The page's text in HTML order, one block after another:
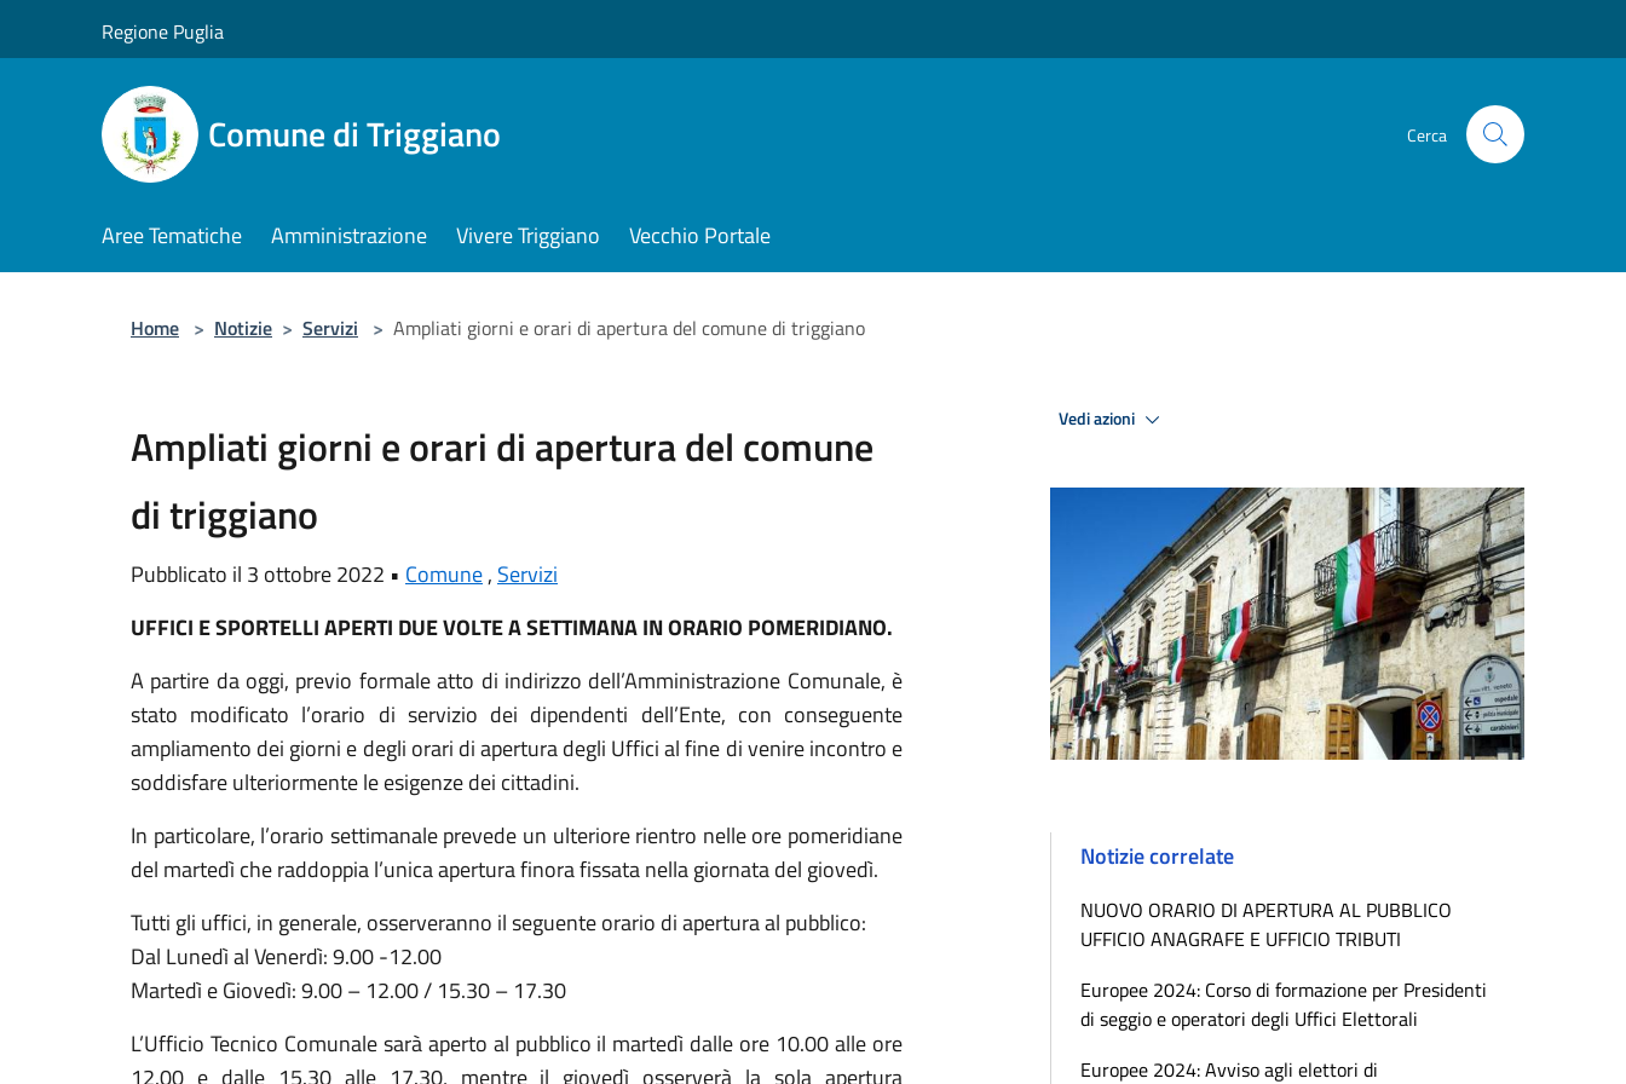
Regione Puglia
Comune di Triggiano Cerca
Aree Tematiche Amministrazione Vivere Triggiano Vecchio Portale
Home > Notizie > Servizi > Ampliati giorni e orari di apertura del comune di triggiano
Ampliati giorni e orari di apertura del comune
di triggiano
Pubblicato il 3 ottobre 2022 • Comune, Servizi
UFFICI E SPORTELLI APERTI DUE VOLTE A SETTIMANA IN ORARIO POMERIDIANO.
A partire da oggi, previo formale atto di indirizzo dell’Amministrazione Comunale, è
stato modificato l’orario di servizio dei dipendenti dell’Ente, con conseguente
ampliamento dei giorni e degli orari di apertura degli Uffici al fine di venire incontro e
soddisfare ulteriormente le esigenze dei cittadini.
In particolare, l’orario settimanale prevede un ulteriore rientro nelle ore pomeridiane
del martedì che raddoppia l’unica apertura finora fissata nella giornata del giovedì.
Tutti gli uffici, in generale, osserveranno il seguente orario di apertura al pubblico:
Dal Lunedì al Venerdì: 9.00 -12.00
Martedì e Giovedì: 9.00 – 12.00 / 15.30 – 17.30
L’Ufficio Tecnico Comunale sarà aperto al pubblico il martedì dalle ore 10.00 alle ore
12.00 e dalle 15.30 alle 17.30, mentre il giovedì osserverà la sola apertura
Vedi azioni
Notizie correlate
NUOVO ORARIO DI APERTURA AL PUBBLICO
UFFICIO ANAGRAFE E UFFICIO TRIBUTI
Europee 2024: Corso di formazione per Presidenti
di seggio e operatori degli Uffici Elettorali
Europee 2024: Avviso agli elettori di